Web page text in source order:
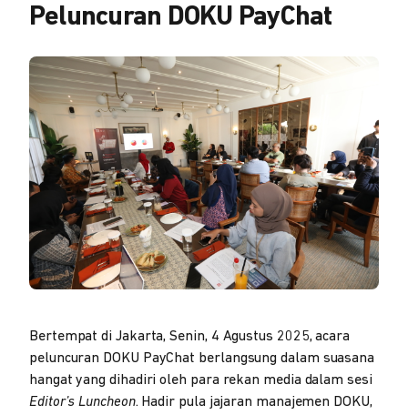
Peluncuran DOKU PayChat
Bertempat di Jakarta, Senin, 4 Agustus 2025, acara
peluncuran DOKU PayChat berlangsung dalam suasana
hangat yang dihadiri oleh para rekan media dalam sesi
Editor’s Luncheon. Hadir pula jajaran manajemen DOKU,